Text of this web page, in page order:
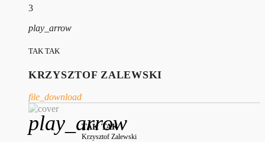
3
play_arrow
TAK TAK
KRZYSZTOF ZALEWSKI
file_download
play_arrow
TAK TAK
Krzysztof Zalewski